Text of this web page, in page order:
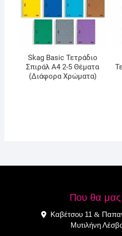
Skag Basic Τετράδιο
Σπιράλ Α4 2-5 Θέματα
(Διάφορα Χρώματα)
Που θα μας
Καβέτσου 11 &
Μυτιλήνη